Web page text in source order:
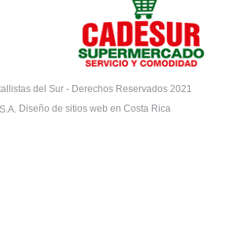
del Sur - Derechos Reservados 2021
Diseño de sitios web en Costa Rica